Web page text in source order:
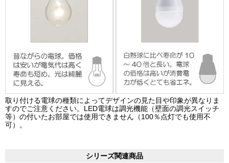
取り付ける電球の種類によってデザインの見た目や印象が異なりま
すのでご注意ください。LED電球は調光機能（壁面の調光スイッチ
等）の付いたお部屋では使用できません（100％点灯でも使用不
可）。
シリーズ関連商品